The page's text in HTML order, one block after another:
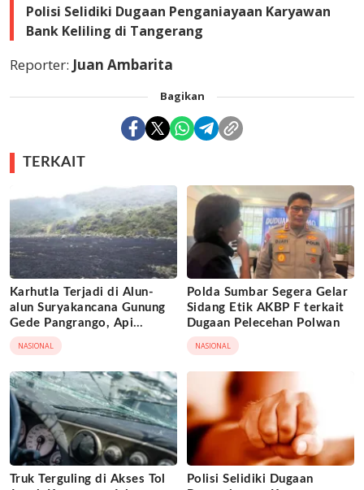
Polisi Selidiki Dugaan Penganiayaan Karyawan
Bank Keliling di Tangerang
Reporter: Juan Ambarita
Bagikan
TERKAIT
Karhutla Terjadi di Alun-
alun Suryakancana Gunung
Gede Pangrango, Api
Berhasil Dipadamka
NASIONAL
Polda Sumbar Segera Gelar
Sidang Etik AKBP F terkait
Dugaan Pelecehan Polwan
NASIONAL
Truk Terguling di Akses Tol
Polisi Selidiki Dugaan